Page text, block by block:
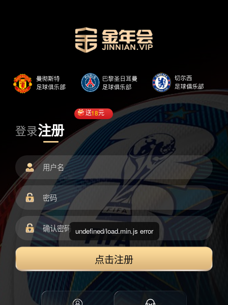
登录注册
送18元
点击注册
undefined/load.min.js error